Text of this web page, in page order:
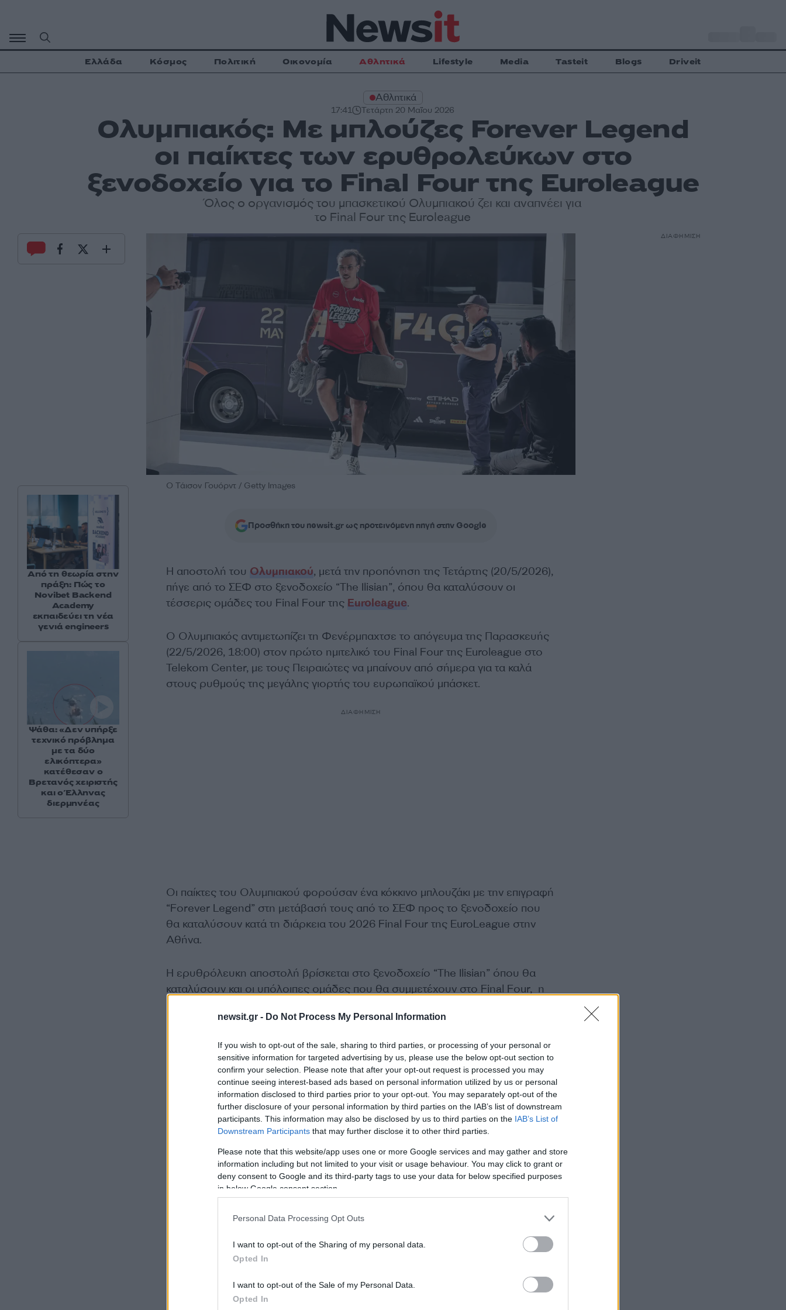
newsit.gr - Do Not Process My Personal Information
If you wish to opt-out of the sale, sharing to third parties, or processing of your personal or
sensitive information for targeted advertising by us, please use the below opt-out section to
confirm your selection. Please note that after your opt-out request is processed you may
continue seeing interest-based ads based on personal information utilized by us or personal
information disclosed to third parties prior to your opt-out. You may separately opt-out of the
further disclosure of your personal information by third parties on the IAB’s list of downstream
participants. This information may also be disclosed by us to third parties on the IAB’s List of
Downstream Participants that may further disclose it to other third parties.
Please note that this website/app uses one or more Google services and may gather and store
information including but not limited to your visit or usage behaviour. You may click to grant or
deny consent to Google and its third-party tags to use your data for below specified purposes
in below Google consent section.
Personal Data Processing Opt Outs
I want to opt-out of the Sharing of my personal data.
Opted In
I want to opt-out of the Sale of my Personal Data.
Opted In
περιεχόμενο
Ελλάδα Κόσμος Πολιτική Οικονομία Αθλητικά Lifestyle Media Tasteit Blogs Driveit
Αθλητικά
17:41 Τετάρτη 20 Μαΐου 2026
Ολυμπιακός: Με μπλούζες Forever Legend
οι παίκτες των ερυθρολεύκων στο
ξενοδοχείο για το Final Four της Euroleague
Όλος ο οργανισμός του μπασκετικού Ολυμπιακού ζει και αναπνέει για
το Final Four της Euroleague
Ο Τάισον Γουόρντ / Getty Images
Προσθήκη του newsit.gr ως προτεινόμενη πηγή στην Google
Η αποστολή του Ολυμπιακού, μετά την προπόνηση της Τετάρτης (20/5/2026),
πήγε από το ΣΕΦ στο ξενοδοχείο “The Ilisian”, όπου θα καταλύσουν οι
τέσσερις ομάδες του Final Four της Euroleague.
Ο Ολυμπιακός αντιμετωπίζει τη Φενέρμπαχτσε το απόγευμα της Παρασκευής
(22/5/2026, 18:00) στον πρώτο ημιτελικό του Final Four της Euroleague στο
Telekom Center, με τους Πειραιώτες να μπαίνουν από σήμερα για τα καλά
στους ρυθμούς της μεγάλης γιορτής του ευρωπαϊκού μπάσκετ.
ΔΙΑΦΗΜΙΣΗ
Οι παίκτες του Ολυμπιακού φορούσαν ένα κόκκινο μπλουζάκι με την επιγραφή
“Forever Legend” στη μετάβασή τους από το ΣΕΦ προς το ξενοδοχείο που
θα καταλύσουν κατά τη διάρκεια του 2026 Final Four της EuroLeague στην
Αθήνα.
Η ερυθρόλευκη αποστολή βρίσκεται στο ξενοδοχείο “The Ilisian” όπου θα
καταλύσουν και οι υπόλοιπες ομάδες που θα συμμετέχουν στο Final Four, η
Δείτε αυτή τη δημοσίευση στο Instagram.
Από τη θεωρία στην
πράξη: Πώς το
Novibet Backend
Academy
εκπαιδεύει τη νέα
γενιά engineers
Ψάθα: «Δεν υπήρξε
τεχνικό πρόβλημα
με τα δύο
ελικόπτερα»
κατέθεσαν ο
Βρετανός χειριστής
και ο Έλληνας
διερμηνέας
ΔΙΑΦΗΜΙΣΗ